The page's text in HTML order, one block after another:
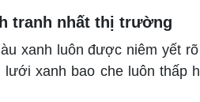
tranh nhất thị trường
xanh luôn được niêm yết
xanh bao che luôn